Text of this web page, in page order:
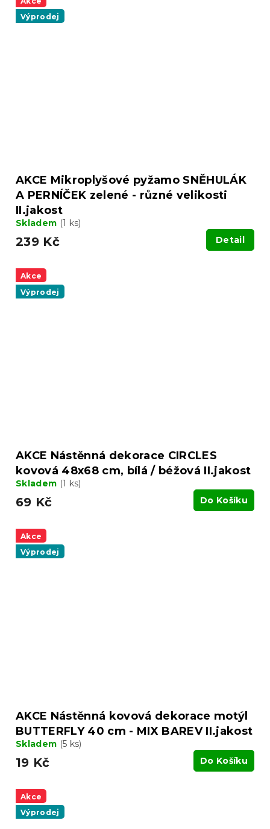
Výprodej
AKCE Mikroplyšové pyžamo SNĚHULÁK
A PERNÍČEK zelené - různé velikosti
II.jakost
Skladem (1 ks)
239 Kč Detail
Akce
Výprodej
AKCE Nástěnná dekorace CIRCLES
kovová 48x68 cm, bílá / béžová II.jakost
Skladem (1 ks)
69 Kč Do Košíku
Akce
Výprodej
AKCE Nástěnná kovová dekorace motýl
BUTTERFLY 40 cm - MIX BAREV II.jakost
Skladem (5 ks)
19 Kč Do Košíku
Akce
Výprodej